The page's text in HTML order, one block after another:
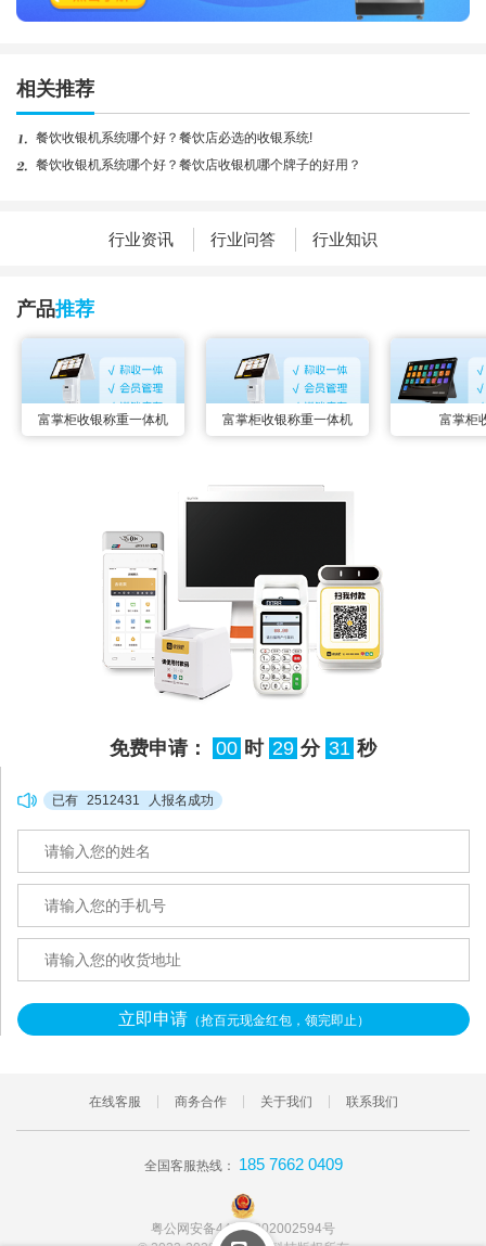
相关推荐
餐饮收银机系统哪个好？餐饮店必选的收银系统!
餐饮收银机系统哪个好？餐饮店收银机哪个牌子的好用？
行业资讯 行业问答 行业知识
产品推荐
富掌柜收银称重一体机 富掌柜收银称重一体机 富掌柜
免费申请： 00 时 29 分 30 秒
已有 2512431 人报名成功
立即申请（抢百元现金红包，领完即止）
在线客服 商务合作 关于我们 联系我们
全国客服热线： 185 7662 0409
粤公网安备44011202002594号